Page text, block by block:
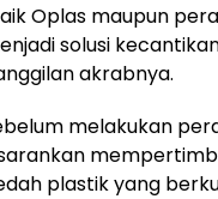
Oplas maupun
solusi
akrabnya.
melakukan
plastik yang